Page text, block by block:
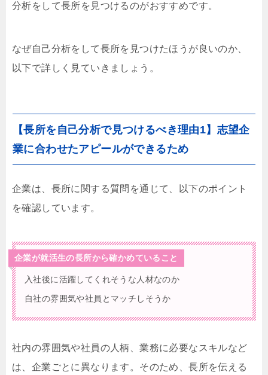
分析をして長所を見つけるのがおすすめです。
なぜ自己分析をして長所を見つけたほうが良いのか、
以下で詳しく見ていきましょう。
【長所を自己分析で見つけるべき理由1】志望企
業に合わせたアピールができるため
企業は、長所に関する質問を通じて、以下のポイント
を確認しています。
企業が就活生の長所から確かめていること
入社後に活躍してくれそうな人材なのか
自社の雰囲気や社員とマッチしそうか
社内の雰囲気や社員の人柄、業務に必要なスキルなど
は、企業ごとに異なります。そのため、長所を伝える